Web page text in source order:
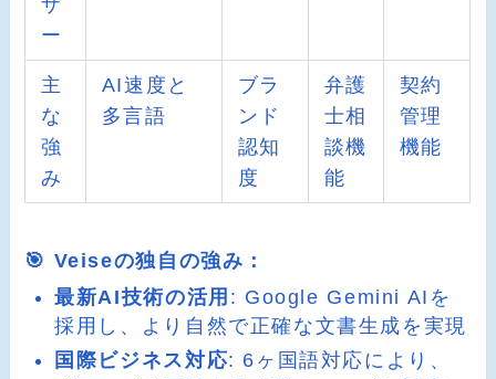
ー
主
な
強
み
AI速度と
多言語
ブラ
ンド
認知
度
弁護
士相
談機
能
契約
管理
機能
🎯 Veiseの独自の強み：
最新AI技術の活用 : Google Gemini AIを
採用し、より自然で正確な文書生成を実現
国際ビジネス対応: 6ヶ国語対応により、